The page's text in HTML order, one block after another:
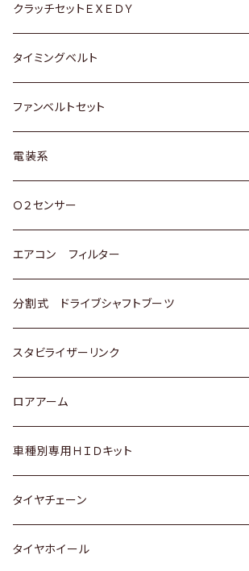
マツダ
三菱
スバル
日野
アストロ（シボレー）
クライスラー
日産
ダイハツ
マツダ
三菱
スバル
日産
ホンダ
マツダ
ホンダ
スズキ
ダイハツ
マツダ
三菱
スバル
クラッチセットＥＸＥＤＹ
ホンダ
スズキ
日産
ダイハツ
マツダ
三菱
スバル
タイミングベルト
トヨタ
スズキ
ダイハツ
三菱
スバル
ファンベルトセット
トヨタ
ホンダ
スズキ
日産
いすゞ
ダイハツ
マツダ
三菱
スバル
電装系
Ｏ２センサー
トヨタ
ホンダ
スズキ
日産
ダイハツ
マツダ
三菱
エアコン フィルター
トヨタ
ホンダ
スズキ
日産
いすゞ
ダイハツ
分割式 ドライブシャフトブーツ
トヨタ
ホンダ
スズキ
日産
ダイハツ
スタビライザーリンク
トヨタ
ホンダ
スズキ
日産
ロアアーム
ホンダ
スズキ
日産
車種別専用ＨＩＤキット
トヨタ
マツダ
タイヤチェーン
タイヤホイール